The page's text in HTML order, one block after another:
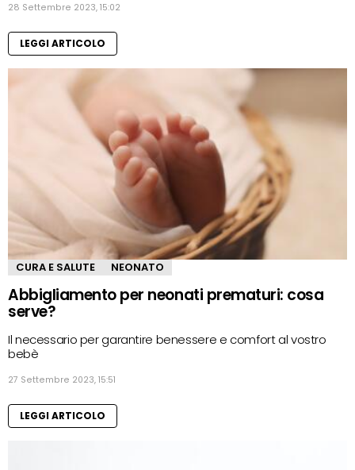
28 Settembre 2023, 15:02
LEGGI ARTICOLO
CURA E SALUTE NEONATO
Abbigliamento per neonati prematuri: cosa
serve?
Il necessario per garantire benessere e comfort al vostro
bebè
27 Settembre 2023, 15:51
LEGGI ARTICOLO